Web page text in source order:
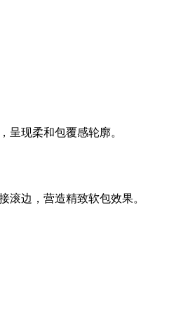
呈现柔和包覆感轮廓。
滚边，营造精致软包效果。